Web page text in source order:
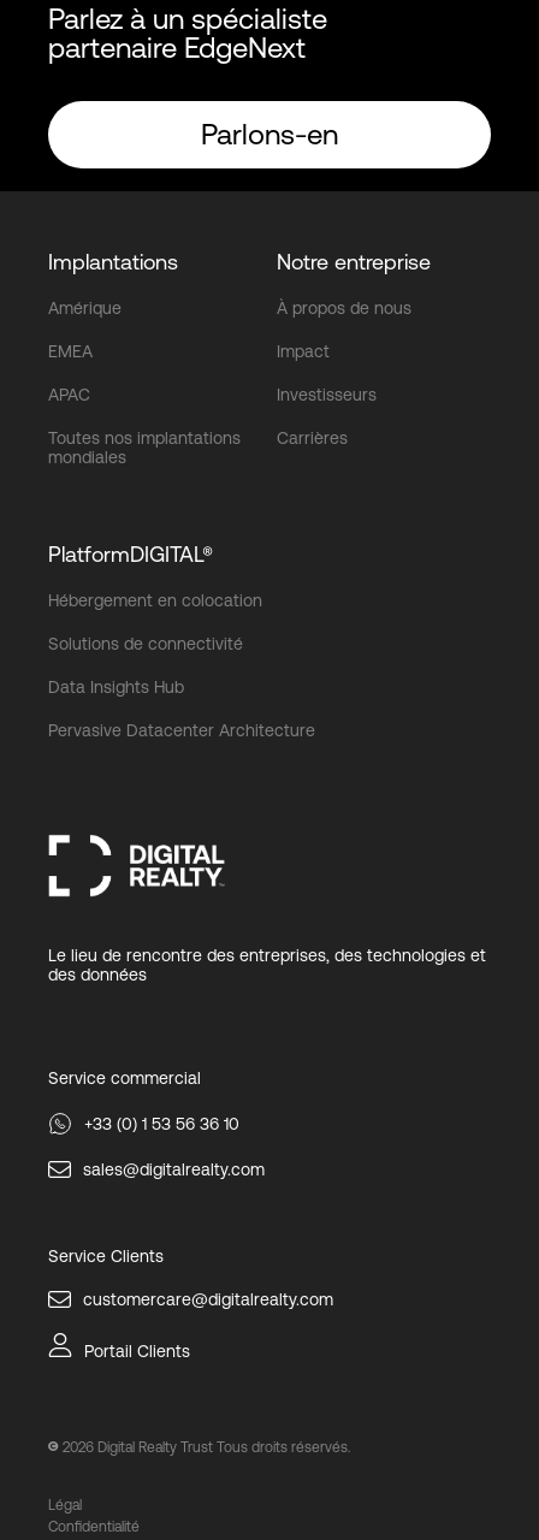
Parlez à un spécialiste
partenaire EdgeNext
Parlons-en
Implantations
Amérique
EMEA
APAC
Toutes nos implantations
mondiales
Notre entreprise
À propos de nous
Impact
Investisseurs
Carrières
PlatformDIGITAL®
Hébergement en colocation
Solutions de connectivité
Data Insights Hub
Pervasive Datacenter Architecture
Le lieu de rencontre des entreprises, des technologies et
des données
Service commercial
+33 (0) 1 53 56 36 10
sales@digitalrealty.com
Service Clients
customercare@digitalrealty.com
Portail Clients
2026 Digital Realty Trust Tous droits réservés.
Légal
Confidentialité